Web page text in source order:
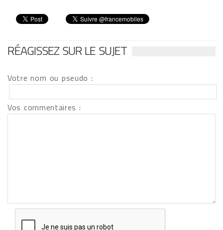
RÉAGISSEZ SUR LE SUJET
Votre nom ou pseudo :
Vos commentaires :